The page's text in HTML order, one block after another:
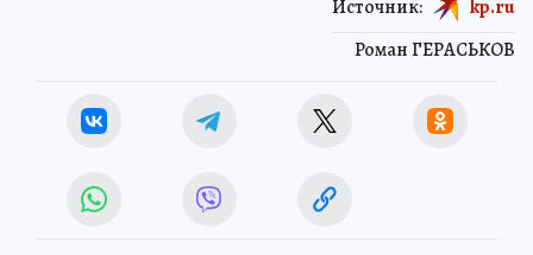
Роман ГЕРАСЬКОВ
Источник: kp.ru